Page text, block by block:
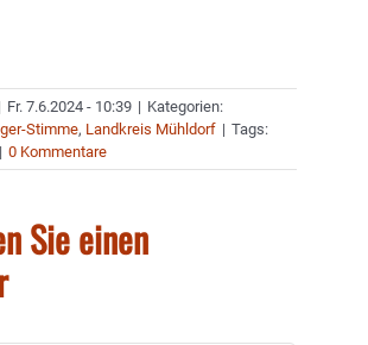
Fr. 7.6.2024 - 10:39 | Kategorien:
Stimme, Landkreis Mühldorf | Tags:
| 0 Kommentare
Sie einen